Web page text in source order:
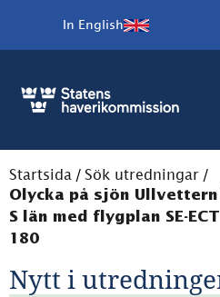
In English
Startsida / Sök utredningar /
Olycka på sjön
S län med flygplan SE-
180
Nytt i